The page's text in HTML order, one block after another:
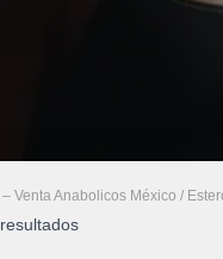
Venta Anabolicos México /